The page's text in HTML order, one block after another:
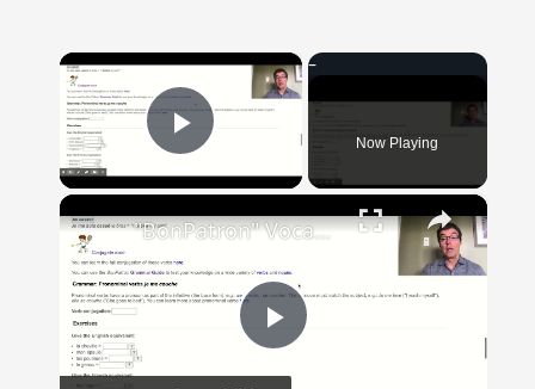
×
Play Video Now Playing
×
Play
"BonPatron" Vocabulary Guide: Body Parts